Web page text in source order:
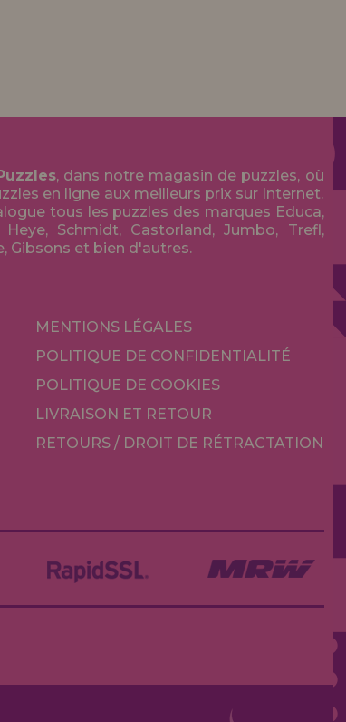
, dans notre magasin de puzzles, où
en ligne aux meilleurs prix sur Internet.
tous les puzzles des marques Educa,
Heye, Schmidt, Castorland, Jumbo, Trefl,
Gibsons et bien d'autres.
MENTIONS LÉGALES
POLITIQUE DE CONFIDENTIALITÉ
POLITIQUE DE COOKIES
LIVRAISON ET RETOUR
RETOURS / DROIT DE RÉTRACTATION